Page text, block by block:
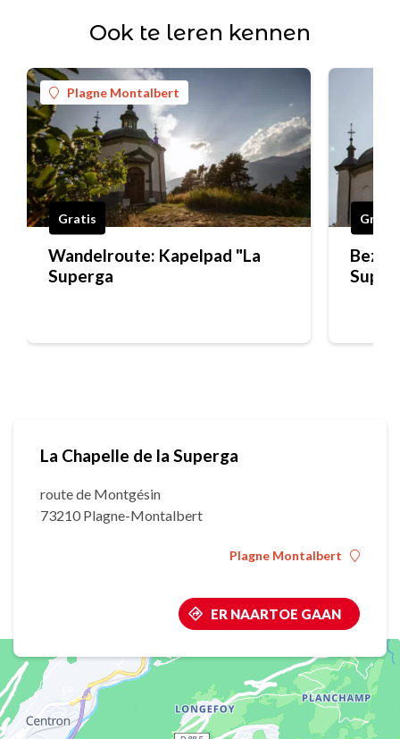
Ook te leren kennen
Plagne Montalbert
Gratis
Wandelroute: Kapelpad "La
Superga
Gratis
La Chapelle de la Superga
route de Montgésin
73210 Plagne-Montalbert
Plagne Montalbert
ER NAARTOE GAAN